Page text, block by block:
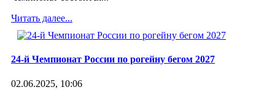
Читать далее...
24-й Чемпионат России по рогейну бегом 2027
02.06.2025, 10:06